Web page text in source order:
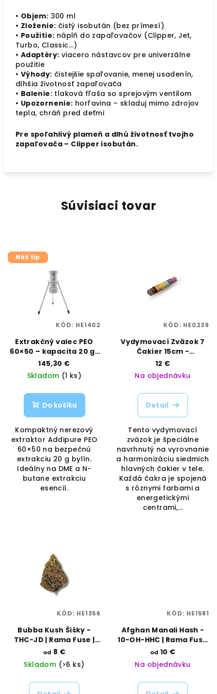
• Objem: 300 ml
• Zloženie: čistý isobután (bez prímesí)
• Použitie: náplň do zapaľovačov (Clipper, Jet,
Turbo, Classic...)
• Adaptéry: viacero nástavcov pre univerzálne
použitie
• Výhody: čistejšie spaľovanie, menej usadenín,
dlhšia životnosť zapaľovača
• Balenie: tlaková fľaša so sprejovým ventilom
• Upozornenie: horľavina – skladuj mimo zdrojov
tepla, chráň pred deťmi
Pre spoľahlivý plameň a dlhú životnosť tvojho
zapaľovača – Clipper isobután.
Súvisiaci tovar
Náš tip
Extrakčný valec PEO
60×50 – kapacita 20 g |
Bezpečná extrakcia v
malom formáte |
Addipure | Vaporama
145,30 €
Skladom (1 ks)
Do košíka
Kompaktný nerezový
extraktor Addipure PEO
60×50 na bezpečnú
extrakciu 20 g bylín.
Ideálny na DME a N-
butane extrakciu
esencií.
KÓD: HE1402
Vydymovací Zväzok 7
Čakier 15cm -
Harmonizácia a Očista |
7 CHAKRA
12 €
Na objednávku
Detail
Tento vydymovací
zväzok je špeciálne
navrhnutý na vyrovnanie
a harmonizáciu siedmich
hlavných čakier v tele.
Každá čakra je spojená
s rôznymi farbami a
energetickými
centrami,...
KÓD: HE0239
Bubba Kush Šišky -
THC-JD | Rama Fuse |
Vaporama
od 8 €
Skladom (>6 ks)
KÓD: HE1356
Afghan Manali Hash -
10-OH-HHC | Rama Fuse
| Vaporama
od 10 €
Na objednávku
KÓD: HE1581